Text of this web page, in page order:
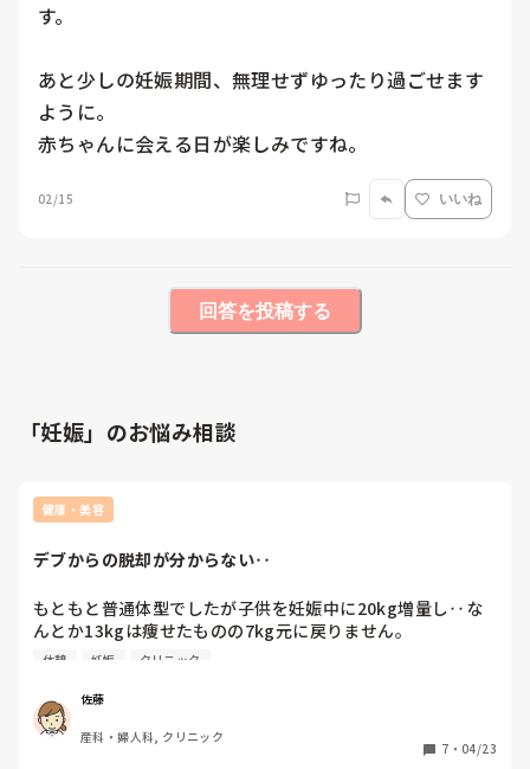
す。
あと少しの妊娠期間、無理せずゆったり過ごせます
ように。
赤ちゃんに会える日が楽しみですね。
02/15 いいね
回答を投稿する
「妊娠」のお悩み相談
健康・美容
デブからの脱却が分からない‥
もともと普通体型でしたが子供を妊娠中に20kg増量し‥な
んとか13kgは痩せたものの7kg元に戻りません。
恥ずかしい話、最近は自分の贅肉が邪魔で動きにも支障が出
職場のクリニックにも常におやつが用意されており4時間の
勤務時間中30分〜1時間は座って休憩しながらおやつを食べ
休憩 妊娠 クリニック
佐藤
産科・婦人科, クリニック
7 ・ 04/23